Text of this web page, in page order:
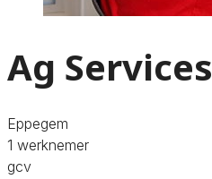
Ag Services
Eppegem
1 werknemer
gcv